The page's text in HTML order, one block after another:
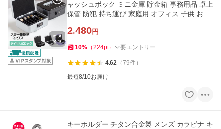
ャッシュボック ミニ金庫 貯金箱 事務用品 卓上
保管 防犯 持ち運び 家庭用 オフィス 子供 おし
2,480円
10% （224pt） 要エントリー
4.62（79件）
最短8/10お届け
キーホルダー チタン合金製 メンズ カラビナ キ